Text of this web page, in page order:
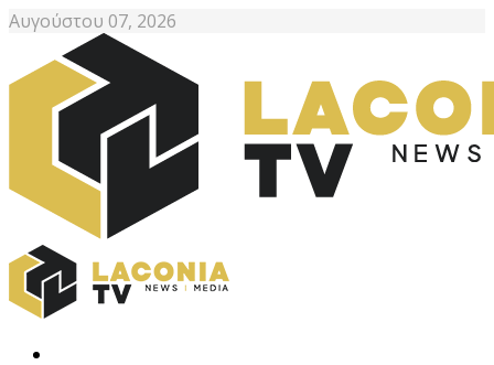
Αυγούστου 07, 2026